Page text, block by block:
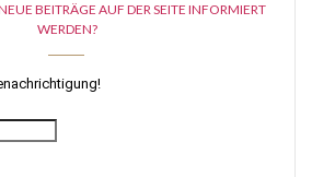
BEITRÄGE AUF DER SEITE INFORMIERT
WERDEN?